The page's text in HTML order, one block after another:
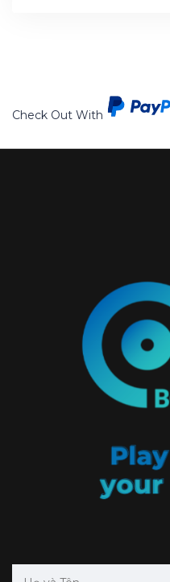
Check Out With